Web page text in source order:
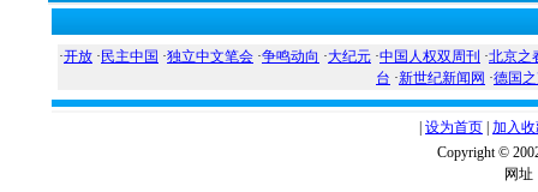
·开放 · 民主中国 ·独立中文笔会 ·争鸣动向 ·大纪元 ·中国人权双周刊 ·北京之
台 ·新世纪新闻网 ·德国
设为首页 加入
Copyright ©
网址